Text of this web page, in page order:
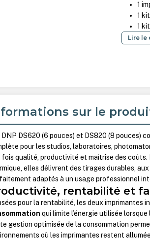
1
1
1
Lire
sur le
DNP DS620 (6 pouces) et DS820 (8 pouces)
pour les studios, laboratoires,
fois qualité, productivité et maîtrise des
elles délivrent des tirages durables,
adaptés à un usage professionnel
rentabilité et
pour la rentabilité, les deux imprimantes
qui limite l’énergie utilisée lorsque
gestion optimisée de la consommation
où les imprimantes restent